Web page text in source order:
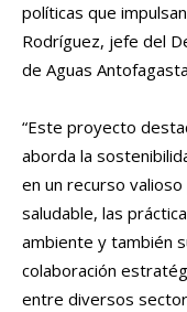
políticas que
Rodríguez, jefe del
de Aguas
“Este proyecto
aborda la
en un recurso
saludable, las
ambiente y también
colaboración
entre diversos